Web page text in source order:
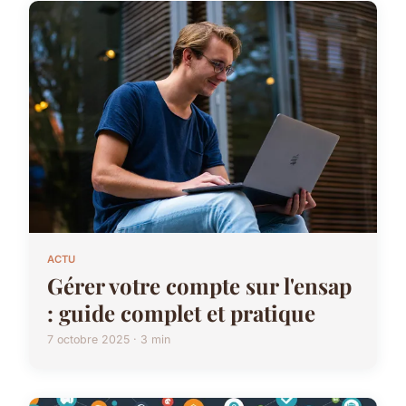
ACTU
Gérer votre compte sur l'ensap
: guide complet et pratique
7 octobre 2025 · 3 min